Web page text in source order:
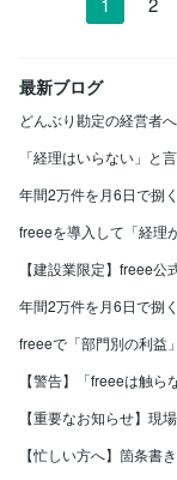
最新ブログ
どんぶり勘定の経営者
「経理はいらない」と
年間2万件を月6日で捌
freeeを導入して「経理
【建設業限定】freee
年間2万件を月6日で捌
freeeで「部門別の利益
【警告】「freeeは触
【重要なお知らせ】現
【忙しい方へ】箇条書